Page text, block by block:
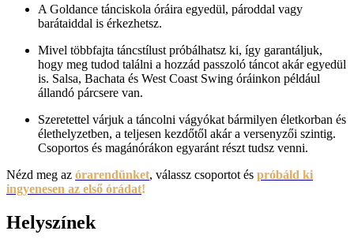
A Goldance tánciskola óráira egyedül, pároddal vagy
barátaiddal is érkezhetsz.
Mivel többfajta táncstílust próbálhatsz ki, így garantáljuk,
hogy meg tudod találni a hozzád passzoló táncot akár egyedül
is. Salsa, Bachata és West Coast Swing óráinkon például
állandó párcsere van.
Szeretettel várjuk a táncolni vágyókat bármilyen életkorban és
élethelyzetben, a teljesen kezdőtől akár a versenyzői szintig.
Csoportos és magánórákon egyaránt részt tudsz venni.
Nézd meg az órarendünket, válassz csoportot és próbáld ki
ingyenesen az első órádat!
Helyszínek